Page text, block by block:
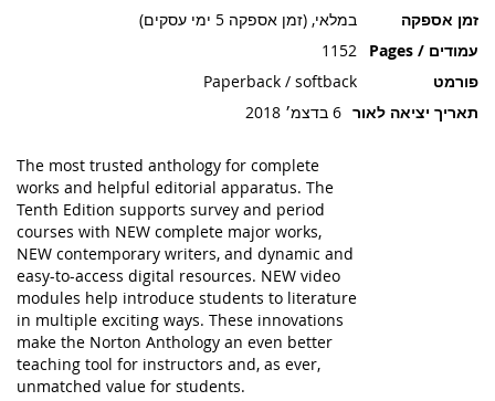
זמן אספקה
במלאי, (זמן אספקה 5 ימי עסקים)
עמודים / Pages
1152
פורמט
Paperback / softback
תאריך יציאה לאור 6 בדצמ׳ 2018
The most trusted anthology for complete
works and helpful editorial apparatus. The
Tenth Edition supports survey and period
courses with NEW complete major works,
NEW contemporary writers, and dynamic and
easy-to-access digital resources. NEW video
modules help introduce students to literature
in multiple exciting ways. These innovations
make the Norton Anthology an even better
teaching tool for instructors and, as ever,
unmatched value for students.